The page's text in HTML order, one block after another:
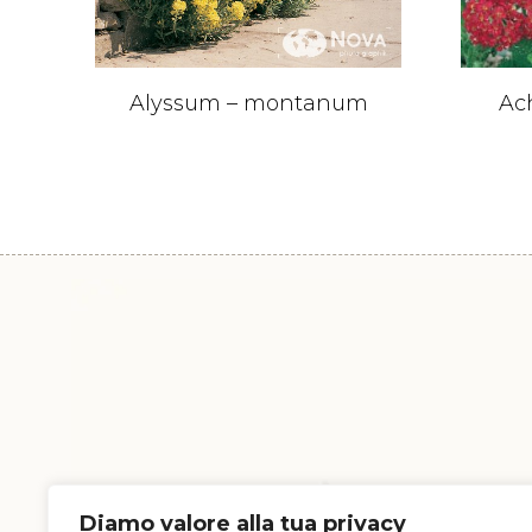
Diamo valore alla tua privacy
Alyssum – montanum